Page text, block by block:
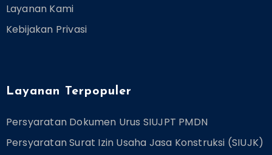
Layanan Kami
Kebijakan Privasi
Layanan Terpopuler
Persyaratan Dokumen Urus SIUJPT PMDN
Persyaratan Surat Izin Usaha Jasa Konstruksi (SIUJK)